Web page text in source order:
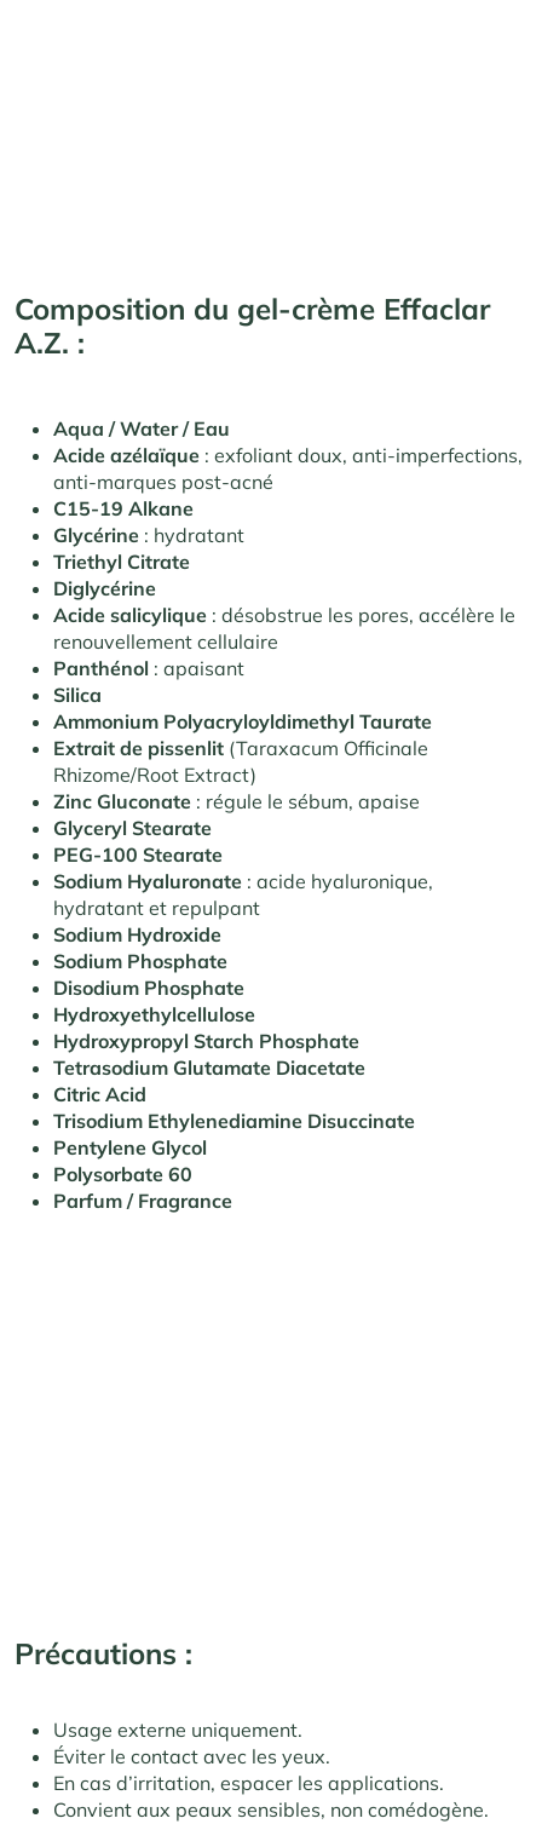
Composition du gel-crème Effaclar
A.Z. :
Aqua / Water / Eau
Acide azélaïque : exfoliant doux, anti-imperfections,
anti-marques post-acné
C15-19 Alkane
Glycérine : hydratant
Triethyl Citrate
Diglycérine
Acide salicylique : désobstrue les pores, accélère le
renouvellement cellulaire
Panthénol : apaisant
Silica
Ammonium Polyacryloyldimethyl Taurate
Extrait de pissenlit (Taraxacum Officinale
Rhizome/Root Extract)
Zinc Gluconate : régule le sébum, apaise
Glyceryl Stearate
PEG-100 Stearate
Sodium Hyaluronate : acide hyaluronique,
hydratant et repulpant
Sodium Hydroxide
Sodium Phosphate
Disodium Phosphate
Hydroxyethylcellulose
Hydroxypropyl Starch Phosphate
Tetrasodium Glutamate Diacetate
Citric Acid
Trisodium Ethylenediamine Disuccinate
Pentylene Glycol
Polysorbate 60
Parfum / Fragrance
Précautions :
Usage externe uniquement.
Éviter le contact avec les yeux.
En cas d’irritation, espacer les applications.
Convient aux peaux sensibles, non comédogène.